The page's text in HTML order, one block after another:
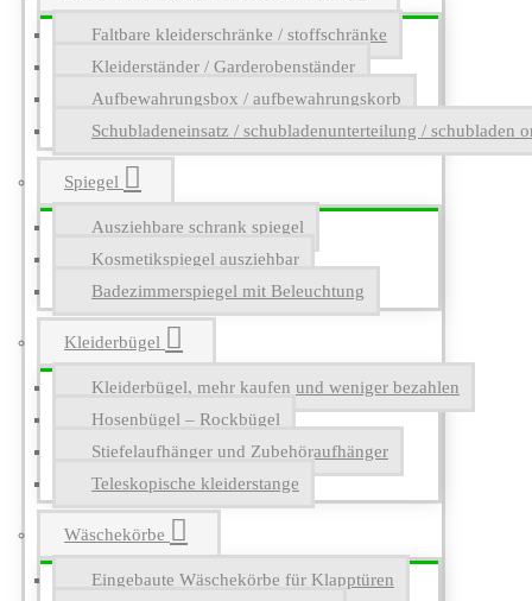
Faltbare kleiderschränke / stoffschränke
Kleiderständer / Garderobenständer
Aufbewahrungsbox / aufbewahrungskorb
Schubladeneinsatz / schubladenunterteilung / schubladen
Spiegel
Ausziehbare schrank spiegel
Kosmetikspiegel ausziehbar
Badezimmerspiegel mit Beleuchtung
Kleiderbügel
Kleiderbügel, mehr kaufen und weniger bezahlen
Hosenbügel – Rockbügel
Stiefelaufhänger und Zubehöraufhänger
Teleskopische kleiderstange
Wäschekörbe
Eingebaute Wäschekörbe für Klapptüren